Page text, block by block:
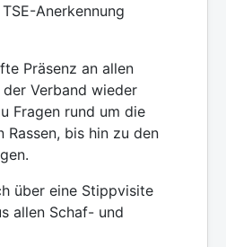
Anerkennung
Präsenz an allen
Verband wieder
Fragen rund um die
Rassen, bis hin zu den
über eine Stippvisite
allen Schaf- und